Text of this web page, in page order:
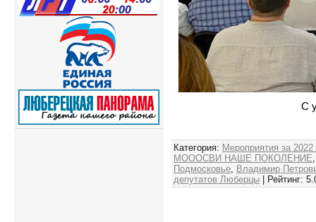
С
Категория: Мероприятия за 2022
МОООСВИ НАШЕ ПОКОЛЕНИЕ
Подмосковье Владимир
депутатов Люберцы | Рейтинг: